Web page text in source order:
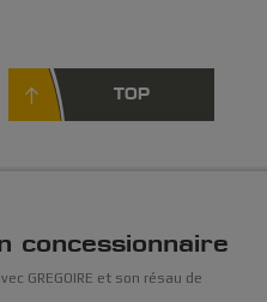
TOP
concessionnaire
GREGOIRE et son résau de